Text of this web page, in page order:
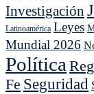
Investigación
Latinoamérica Leyes
Mundial 2026
Política
Fe Seguridad